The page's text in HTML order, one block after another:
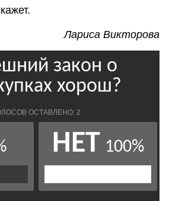
Лариса Викторова